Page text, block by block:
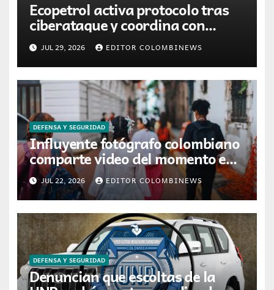
Ecopetrol activa protocolo tras
ciberataque y coordina con
Fiscalía y MinTIC para retirar
información filtrada
JUL 29, 2026 EDITOR COLOMBINEWS
DEFENSA Y SEGURIDAD
Influyente fotógrafo colombiano
comparte video del momento en
que fue víctima de robo en
restaurante de Girardot
JUL 22, 2026 EDITOR COLOMBINEWS
DEFENSA Y SEGURIDAD
Denuncian que escoltas de la